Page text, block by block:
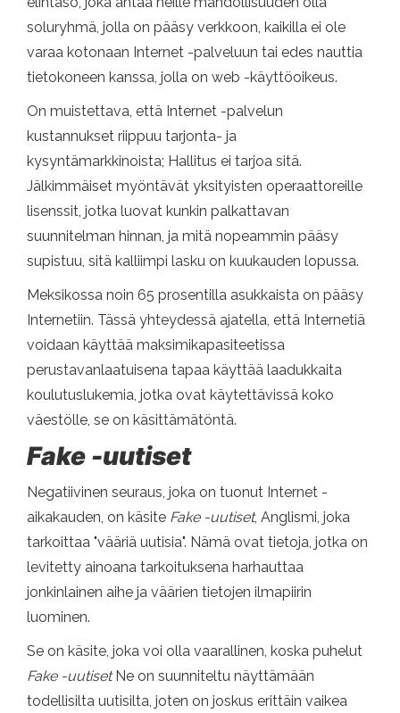
soluryhmä, jolla on pääsy verkkoon, kaikilla ei ole
varaa kotonaan Internet -palveluun tai edes nauttia
tietokoneen kanssa, jolla on web -käyttöoikeus.
On muistettava, että Internet -palvelun
kustannukset riippuu tarjonta- ja
kysyntämarkkinoista; Hallitus ei tarjoa sitä.
Jälkimmäiset myöntävät yksityisten operaattoreille
lisenssit, jotka luovat kunkin palkattavan
suunnitelman hinnan, ja mitä nopeammin pääsy
supistuu, sitä kalliimpi lasku on kuukauden lopussa.
Meksikossa noin 65 prosentilla asukkaista on pääsy
Internetiin. Tässä yhteydessä ajatella, että Internetiä
voidaan käyttää maksimikapasiteetissa
perustavanlaatuisena tapaa käyttää laadukkaita
koulutuslukemia, jotka ovat käytettävissä koko
väestölle, se on käsittämätöntä.
Fake -uutiset
Negatiivinen seuraus, joka on tuonut Internet -
aikakauden, on käsite Fake -uutiset, Anglismi, joka
tarkoittaa "vääriä uutisia". Nämä ovat tietoja, jotka on
levitetty ainoana tarkoituksena harhauttaa
jonkinlainen aihe ja väärien tietojen ilmapiirin
luominen.
Se on käsite, joka voi olla vaarallinen, koska puhelut
Fake -uutisetNe on suunniteltu näyttämään
todellisilta uutisilta, joten on joskus erittäin vaikea